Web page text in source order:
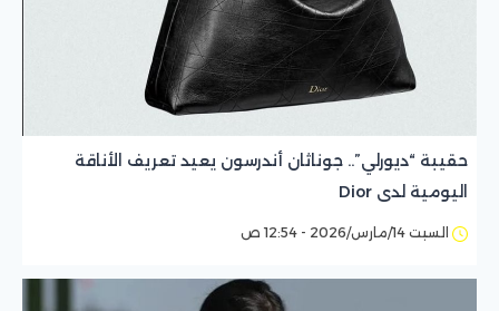
حقيبة “ديورلي”.. جوناثان أندرسون يعيد تعريف الأناقة
اليومية لدى Dior
السبت 14/مارس/2026 - 12:54 ص